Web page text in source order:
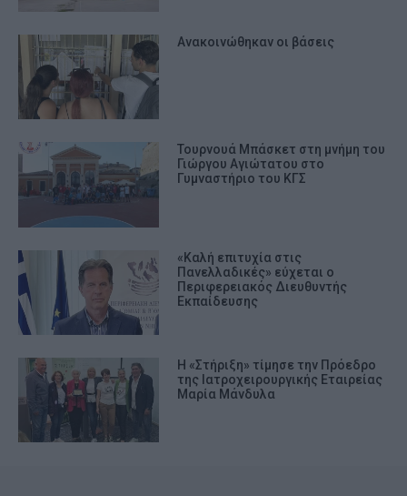
Ανακοινώθηκαν οι βάσεις
Τουρνουά Μπάσκετ στη μνήμη του
Γιώργου Αγιώτατου στο
Γυμναστήριο του ΚΓΣ
«Καλή επιτυχία στις
Πανελλαδικές» εύχεται ο
Περιφερειακός Διευθυντής
Εκπαίδευσης
Η «Στήριξη» τίμησε την Πρόεδρο
της Ιατροχειρουργικής Εταιρείας
Μαρία Μάνδυλα